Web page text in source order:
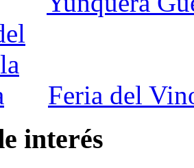
Feria del
interés